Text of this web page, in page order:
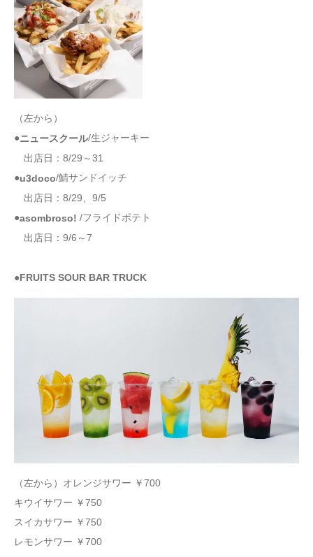
（左から）
●ニュースクール/生ジャーキー
出店日：8/29～31
●u3doco/鯖サンドイッチ
出店日：8/29、9/5
●asombroso! /フライドポテト
出店日：9/6～7
●FRUITS SOUR BAR TRUCK
（左から）オレンジサワー ￥700
キウイサワー ￥750
スイカサワー ￥750
レモンサワー ￥700